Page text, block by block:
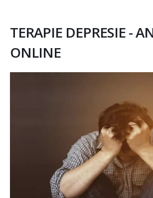
TERAPIE DEPRESIE -
ONLINE